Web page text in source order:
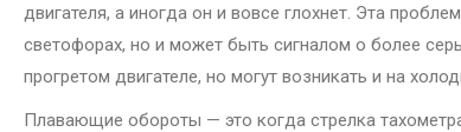
двигателя, а иногда он и вовсе глохнет. Эта
светофорах, но и может быть сигналом о более
прогретом двигателе, но могут возникать и на
Плавающие обороты — это когда стрелка